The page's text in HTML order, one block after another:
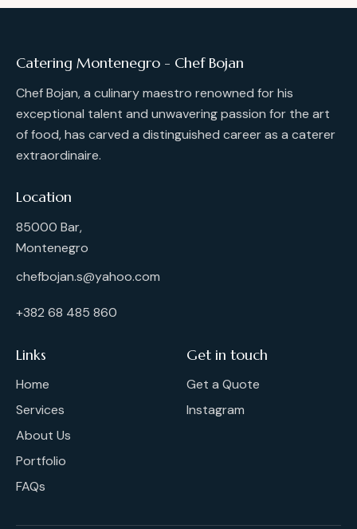
Catering Montenegro - Chef Bojan
Chef Bojan, a culinary maestro renowned for his
exceptional talent and unwavering passion for the art
of food, has carved a distinguished career as a caterer
extraordinaire.
Location
85000 Bar,
Montenegro
chefbojan.s@yahoo.com
+382 68 485 860
Links
Home
Services
About Us
Portfolio
FAQs
Get in touch
Get a Quote
Instagram